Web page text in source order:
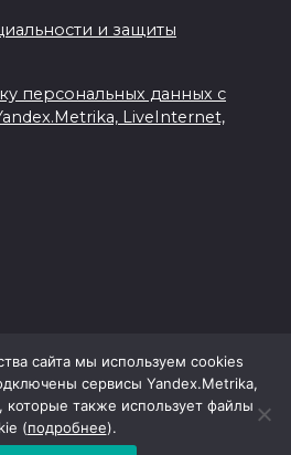
и защиты
персональных данных с
LiveInternet,
сайта мы используем cookies
сервисы Yandex.Metrika,
также использует файлы
(подробнее).